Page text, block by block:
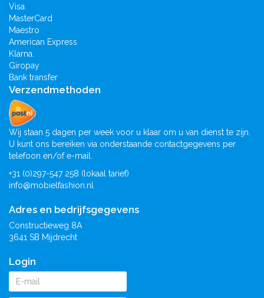
Visa
MasterCard
Maestro
American Express
Klarna.
Giropay
Bank transfer
Verzendmethoden
Wij staan 5 dagen per week voor u klaar om u van dienst te zijn.
U kunt ons bereiken via onderstaande contactgegevens per
telefoon en/of e-mail.
+31 (0)297-547 258 (lokaal tarief)
info@mobielfashion.nl
Adres en bedrijfsgegevens
Constructieweg 8A
3641 SB Mijdrecht
Login